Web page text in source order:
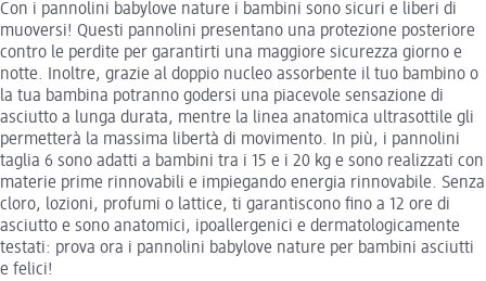
Con i pannolini babylove nature i bambini sono sicuri e liberi di
muoversi! Questi pannolini presentano una protezione posteriore
contro le perdite per garantirti una maggiore sicurezza giorno e
notte. Inoltre, grazie al doppio nucleo assorbente il tuo bambino o
la tua bambina potranno godersi una piacevole sensazione di
asciutto a lunga durata, mentre la linea anatomica ultrasottile gli
permetterà la massima libertà di movimento. In più, i pannolini
taglia 6 sono adatti a bambini tra i 15 e i 20 kg e sono realizzati con
materie prime rinnovabili e impiegando energia rinnovabile. Senza
cloro, lozioni, profumi o lattice, ti garantiscono fino a 12 ore di
asciutto e sono anatomici, ipoallergenici e dermatologicamente
testati: prova ora i pannolini babylove nature per bambini asciutti
e felici!